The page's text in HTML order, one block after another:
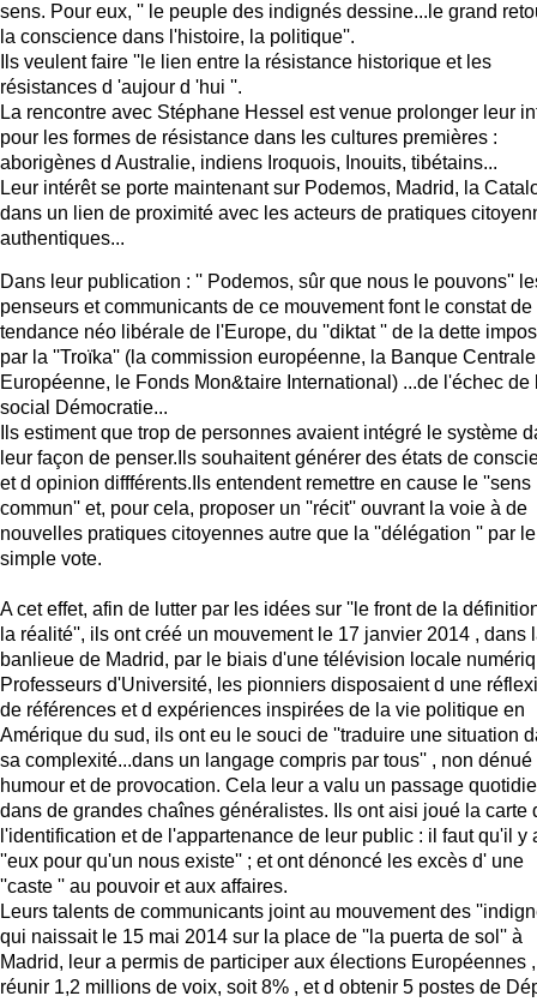
sens. Pour eux, '' le peuple des indignés dessine...le grand
la conscience dans l'histoire, la politique''.
Ils veulent faire ''le lien entre la résistance historique et les
résistances d 'aujour d 'hui ''.
La rencontre avec Stéphane Hessel est venue prolonger leur
pour les formes de résistance dans les cultures premières :
aborigènes d Australie, indiens Iroquois, Inouits, tibétains...
Leur intérêt se porte maintenant sur Podemos, Madrid, la
dans un lien de proximité avec les acteurs de pratiques
authentiques...
Dans leur publication : '' Podemos, sûr que nous le pouvons''
penseurs et communicants de ce mouvement font le constat de
tendance néo libérale de l'Europe, du ''diktat '' de la dette
par la ''Troïka'' (la commission européenne, la Banque Centrale
Européenne, le Fonds Mon&taire International) ...de l'échec de
social Démocratie...
Ils estiment que trop de personnes avaient intégré le système
leur façon de penser.Ils souhaitent générer des états de
et d opinion diffférents.Ils entendent remettre en cause le ''sens
commun'' et, pour cela, proposer un ''récit'' ouvrant la voie à de
nouvelles pratiques citoyennes autre que la ''délégation '' par le
simple vote.
A cet effet, afin de lutter par les idées sur ''le front de la
la réalité'', ils ont créé un mouvement le 17 janvier 2014 , dans
banlieue de Madrid, par le biais d'une télévision locale
Professeurs d'Université, les pionniers disposaient d une
de références et d expériences inspirées de la vie politique en
Amérique du sud, ils ont eu le souci de ''traduire une situation
sa complexité...dans un langage compris par tous'' , non dénué
humour et de provocation. Cela leur a valu un passage
dans de grandes chaînes généralistes. Ils ont aisi joué la carte
l'identification et de l'appartenance de leur public : il faut qu'il y
''eux pour qu'un nous existe'' ; et ont dénoncé les excès d' une
''caste '' au pouvoir et aux affaires.
Leurs talents de communicants joint au mouvement des
qui naissait le 15 mai 2014 sur la place de ''la puerta de sol'' à
Madrid, leur a permis de participer aux élections Européennes
réunir 1,2 millions de voix, soit 8% , et d obtenir 5 postes de